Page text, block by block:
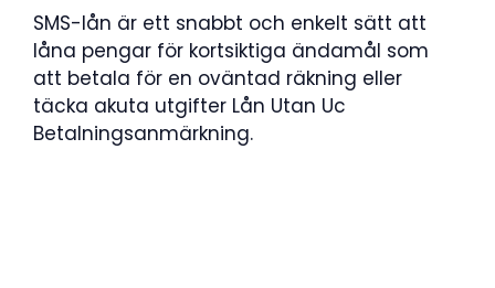
SMS-lån är ett snabbt och enkelt sätt att
låna pengar för kortsiktiga ändamål som
att betala för en oväntad räkning eller
täcka akuta utgifter Lån Utan Uc
Betalningsanmärkning.